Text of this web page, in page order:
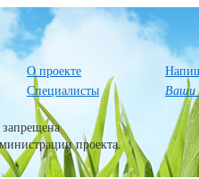
О проекте
Специалисты
Ваши
запрещена
проекта.